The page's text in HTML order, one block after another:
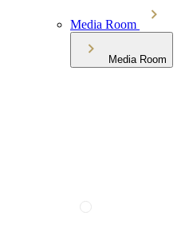
Media Room
Media Room